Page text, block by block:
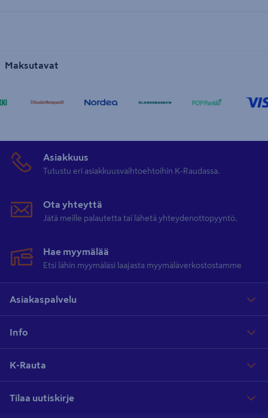
Maksutavat
Asiakkuus
Tutustu eri asiakkuusvaihtoehtoihin K-Raudassa.
Ota yhteyttä
Jätä meille palautetta tai lähetä yhteydenottopyyntö.
Hae myymälää
Etsi lähin myymäläsi laajasta myymäläverkostostamme
Asiakaspalvelu
Info
K-Rauta
Tilaa uutiskirje